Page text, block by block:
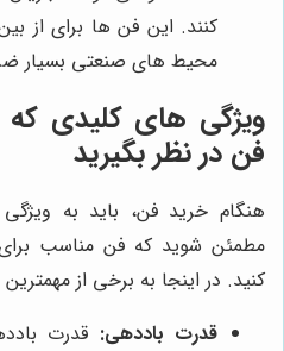
کنند. این فن ها برای از
محیط های صنعتی بسیار
ویژگی های کلیدی که
فن در نظر بگیرید
هنگام خرید فن، باید به
مطمئن شوید که فن مناسب
کنید. در اینجا به برخی از
قدرت باددهی: